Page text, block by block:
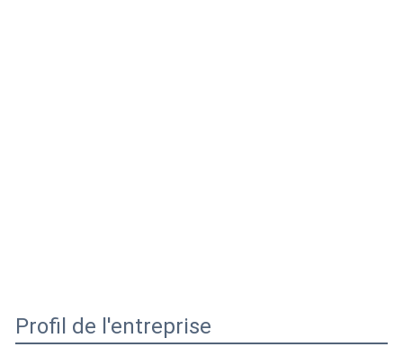
Profil de l'entreprise